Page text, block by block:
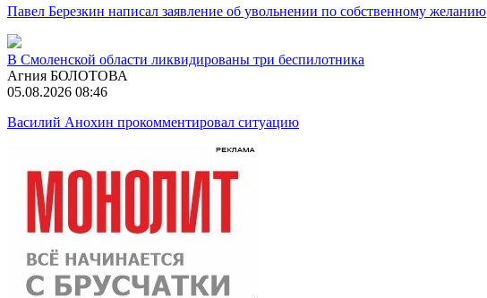
Павел Березкин написал заявление об увольнении по собственному желанию
В Смоленской области ликвидированы три беспилотника
Агния БОЛОТОВА
05.08.2026 08:46
Василий Анохин прокомментировал ситуацию